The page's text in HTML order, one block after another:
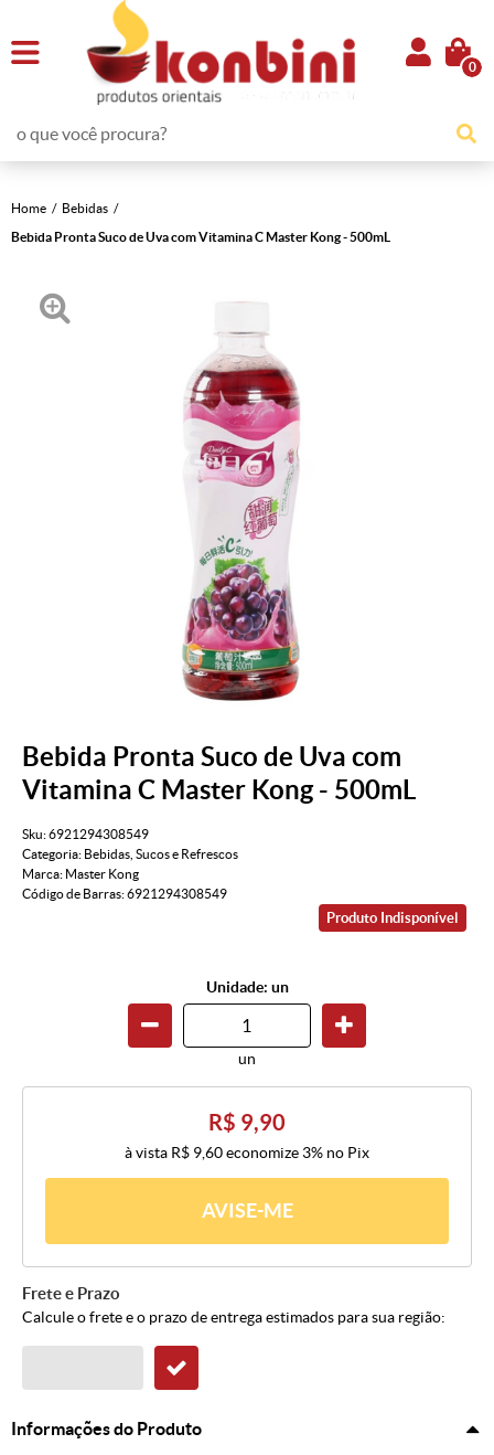
0
Home
Bebidas
Bebida Pronta Suco de Uva com Vitamina C Master Kong - 500mL
Bebida Pronta Suco de Uva com
Vitamina C Master Kong - 500mL
Sku:6921294308549
Categoria: Bebidas Sucos e Refrescos
Marca: Master Kong
Código de Barras:6921294308549
Produto Indisponível
Unidade: un
un
R$ 9,90
à vista R$ 9,60economize 3% no Pix
AVISE-ME
Frete e Prazo
Calcule o frete e o prazo de entrega estimados para sua região:
Informações do Produto